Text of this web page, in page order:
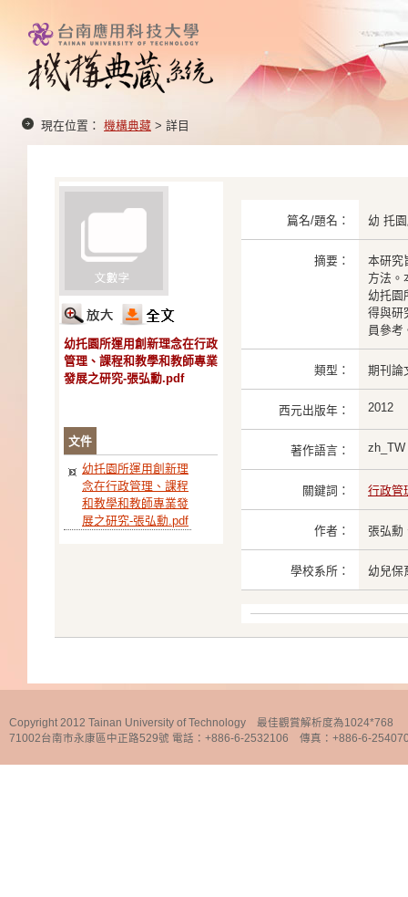
現在位置： 機構典藏 > 詳目
幼托園所運用創新理念在行政
管理、課程和教學和教師專業
發展之研究-張弘勳.pdf
文件
幼托園所運用創新理
念在行政管理、課程
和教學和教師專業發
展之研究-張弘勳.pdf
篇名/題名： 幼 托
摘要：
本研究
方法。
幼托園
得與研
員參考
類型： 期刊論
西元出版年： 2012
著作語言： zh_TW
關鍵詞： 行政管
作者： 張弘勳
學校系所： 幼兒保
Copyright 2012 Tainan University of Technology 最佳觀賞解析度為1024*768
71002台南市永康區中正路529號 電話：+886-6-2532106 傳真：+886-6-